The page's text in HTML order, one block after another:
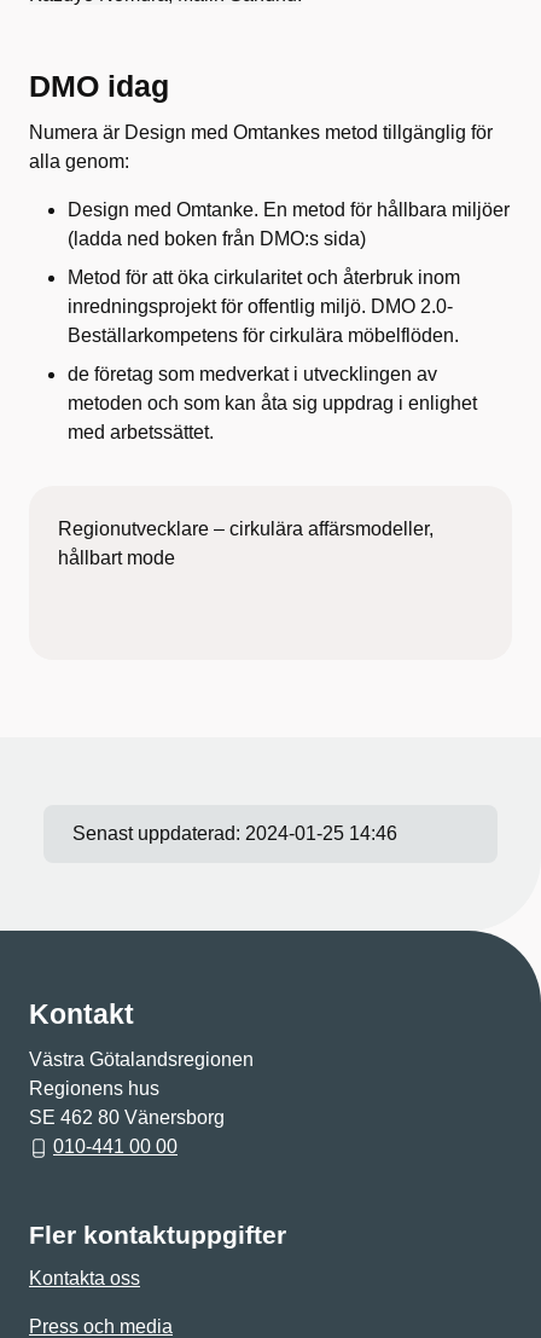
DMO idag
Numera är Design med Omtankes metod tillgänglig för
alla genom:
Design med Omtanke. En metod för hållbara miljöer
(ladda ned boken från DMO:s sida)
Metod för att öka cirkularitet och återbruk inom
inredningsprojekt för offentlig miljö. DMO 2.0-
Beställarkompetens för cirkulära möbelflöden.
de företag som medverkat i utvecklingen av
metoden och som kan åta sig uppdrag i enlighet
med arbetssättet.
Regionutvecklare – cirkulära affärsmodeller,
hållbart mode
Senast uppdaterad: 2024-01-25 14:46
Kontakt
Västra Götalandsregionen
Regionens hus
SE 462 80 Vänersborg
010-441 00 00
Fler kontaktuppgifter
Kontakta oss
Press och media